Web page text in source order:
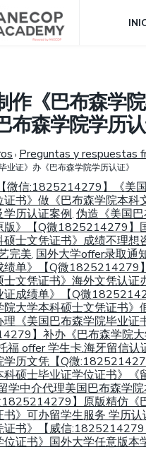
作《巴布森学院
布森学院学历认
› Preguntas y respuestas
业证》办《巴布森学院学历认证》
【微信:1825214279】《美
证书》做《巴布森学院本科
学历认证案例, 伪造《美国
版》【Q微1825214279】
硕士文凭证书》成绩不理想
完美, 国外大学offer录取通
绩单》【Q微1825214279
士文凭证书》海外文凭认证
证成绩单》【Q微
院大学本科硕士文凭证书》
理《美国巴布森学院毕业证
】补办《巴布森学院大
福 offer 学生卡.海牙留信认
学历文凭【Q微
科硕士毕业证学位证书》《
学中介代理美国巴布森学
】原版精仿《
书》可办留学生服务 学历认
证书》【威信
位证书》国外大学任意版本